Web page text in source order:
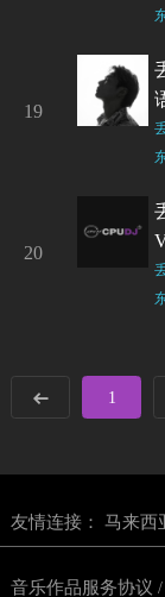
19
20
1
友情连接： 马来西
音乐作品服务协议 /